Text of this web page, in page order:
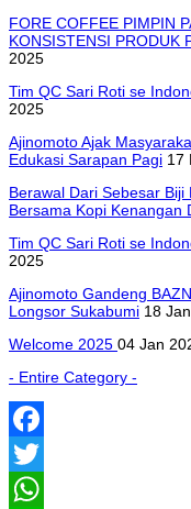
FORE COFFEE PIMPIN
KONSISTENSI PRODUK
2025
Tim QC Sari Roti se
2025
Ajinomoto Ajak
Edukasi Sarapan Pagi 17
Berawal Dari Sebesar Biji
Bersama Kopi Kenangan
Tim QC Sari Roti se
2025
Ajinomoto Gandeng
Longsor Sukabumi 18
Welcome 2025 04 Jan
- Entire Category -
Facebook
Twitter